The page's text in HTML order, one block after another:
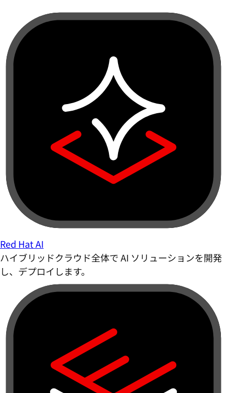
Red Hat AI
ハイブリッドクラウド全体で AI ソリューションを開発
し、デプロイします。